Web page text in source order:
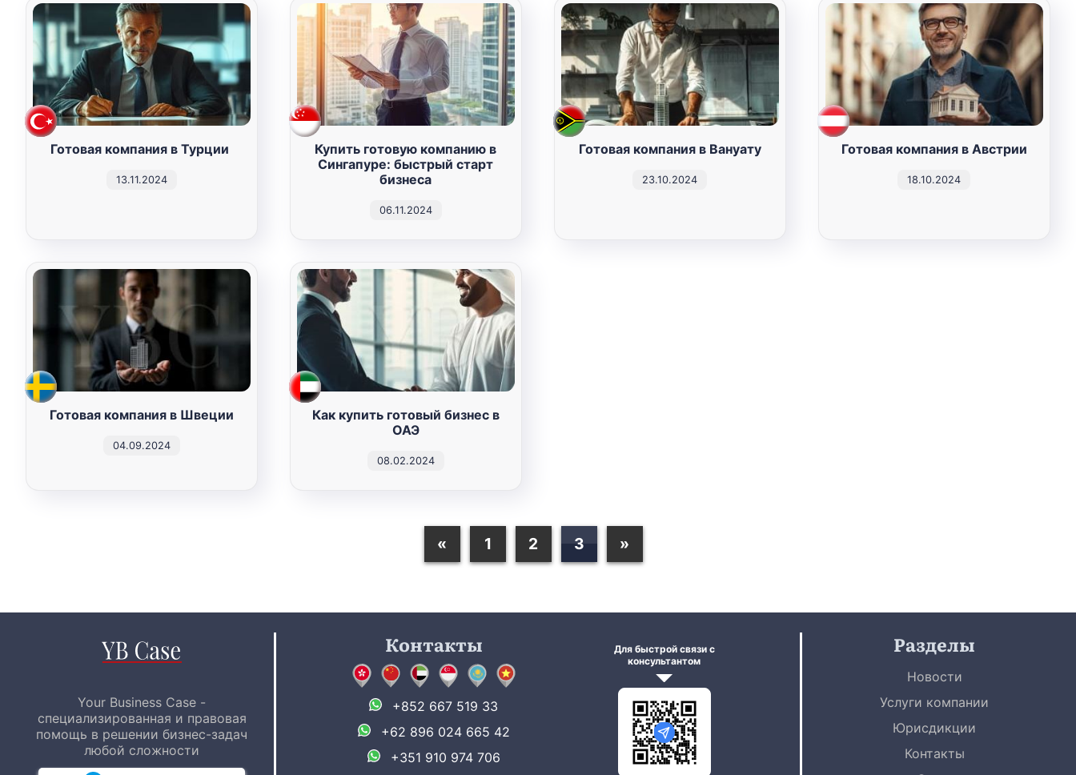
Готовая компания в Турции
13.11.2024
Купить готовую компанию в
Сингапуре: быстрый старт
бизнеса
06.11.2024
Готовая компания в Вануату
23.10.2024
Готовая компания в Австрии
18.10.2024
Готовая компания в Швеции
04.09.2024
Как купить готовый бизнес в
ОАЭ
08.02.2024
« 1 2 3 »
Your Business Case -
специализированная и правовая
помощь в решении бизнес-задач
любой сложности
Контакты
+852 667 519 33
+62 896 024 665 42
+351 910 974 706
Для быстрой связи с
консультантом
Разделы
Новости
Услуги компании
Юрисдикции
Контакты